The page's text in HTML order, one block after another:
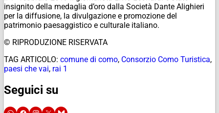
insignito della medaglia d’oro dalla Società Dante Alighieri
per la diffusione, la divulgazione e promozione del
patrimonio paesaggistico e culturale italiano.
© RIPRODUZIONE RISERVATA
TAG ARTICOLO: comune di como, Consorzio Como Turistica,
paesi che vai, rai 1
Seguici su